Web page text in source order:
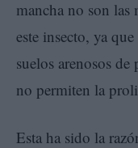
mancha no son las
este insecto, ya
suelos arenosos
no permiten la
Esta ha sido la